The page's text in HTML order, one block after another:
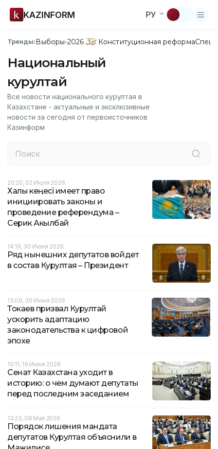
KAZINFORM РУ
Тренды:Выборы-2026 Конституционная реформа
Национальный
курултай
Все новости национального курултая в
Казахстане - актуальные и эксклюзивные
новости за сегодня от первоисточников
Казинформ
20:20, 02 Июля 2026
Халық кеңесі имеет право
инициировать законы и
проведение референдума –
Серик Акылбай
14:19, 30 Июня 2026
Ряд нынешних депутатов войдет
в состав Курултая – Президент
13:09, 30 Июня 2026
Токаев призвал Курултай
ускорить адаптацию
законодательства к цифровой
эпохе
10:11, 19 Июня 2026
Сенат Казахстана уходит в
историю: о чем думают депутаты
перед последним заседанием
13:23, 08 Мая 2026
Порядок лишения мандата
депутатов Курултая объяснили в